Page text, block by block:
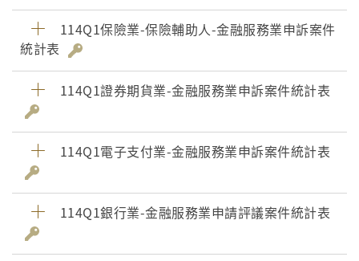
114Q1保險業-保險輔助人-金融服務業申訴案件
統計表
114Q1證券期貨業-金融服務業申訴案件統計表
114Q1電子支付業-金融服務業申訴案件統計表
114Q1銀行業-金融服務業申請評議案件統計表